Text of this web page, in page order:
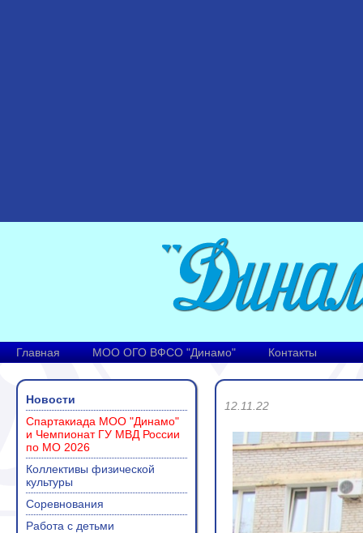
Главная МОО ОГО ВФСО "Динамо" Контакты
Новости
Спартакиада МОО "Динамо"
и Чемпионат ГУ МВД России
по МО 2026
Коллективы физической
культуры
Соревнования
Работа с детьми
12.11.22